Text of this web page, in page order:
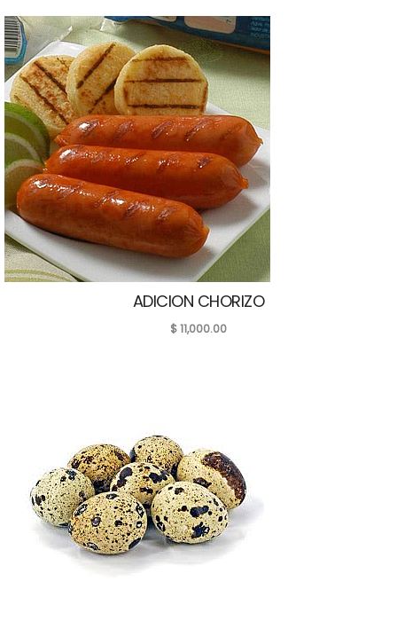
ADICION CHORIZO
$11,000.00